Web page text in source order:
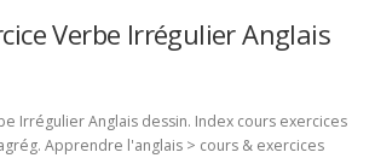
Verbe Irrégulier Anglais
Irrégulier Anglais dessin. Index cours exercices
Apprendre l'anglais > cours & exercices